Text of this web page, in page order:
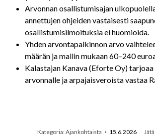
Arvonnan osallistumisajan
annettujen ohjeiden vastaisesti
osallistumisilmoituksia ei huomioida.
Yhden arvontapalkinnon arvo
määrän ja mallin mukaan 60–240
Kalastajan Kanava (Eforte Oy) tarjoaa
arvonnalle ja arpajaisveroista vastaa
Kategoria:Ajankohtaista 15.6.2026